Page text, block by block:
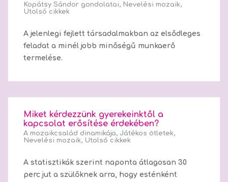
Kopátsy Sándor gondolatai, Nevelési mozaik,
Utolsó cikkek
A jelenlegi fejlett társadalmakban az elsődleges
feladat a minél jobb minőségű munkaerő
termelése.
Miket kérdezzünk gyerekeinktől a
kapcsolat erősítése érdekében?
A mozaikcsalád dinamikája, Játékos ötletek,
Nevelési mozaik, Utolsó cikkek
A statisztikák szerint naponta átlagosan 30
perc jut a szülőknek arra, hogy esténként